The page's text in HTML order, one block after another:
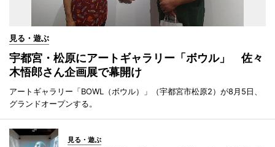
見る・遊ぶ
宇都宮・松原にアートギャラリー「ボウル」 佐々
木悟郎さん企画展で幕開け
アートギャラリー「BOWL（ボウル）」（宇都宮市松原2）が8月5日、
グランドオープンする。
見る・遊ぶ